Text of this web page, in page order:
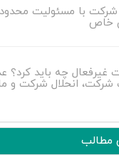
با مسئولیت محدود
خاص
غیرفعال چه باید کرد؟
شرکت، انحلال شرکت و
مطالب